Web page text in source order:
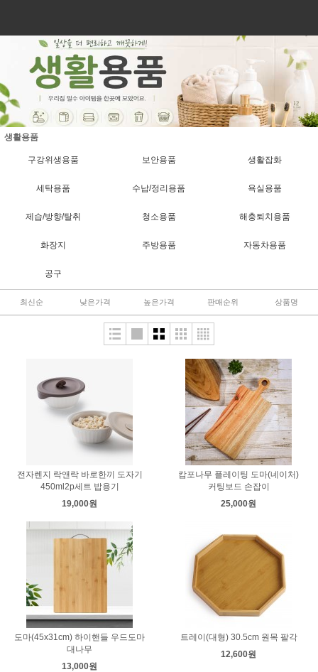
생활용품
구강위생용품 보안용품 생활잡화
세탁용품 수납/정리용품 욕실용품
제습/방향/탈취 청소용품 해충퇴치용품
화장지 주방용품 자동차용품
공구
최신순 낮은가격 높은가격 판매순위 상품명
전자렌지 락앤락 바로한끼 도자기
450ml2p세트 밥용기
19,000원
캄포나무 플레이팅 도마(네이처)
커팅보드 손잡이
25,000원
도마(45x31cm) 하이핸들 우드도마
대나무
13,000원
트레이(대형) 30.5cm 원목 팔각
12,600원